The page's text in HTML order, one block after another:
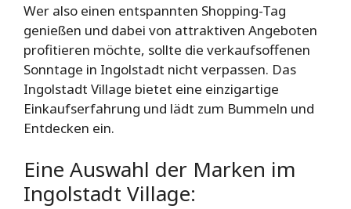
Wer also einen entspannten Shopping-Tag
genießen und dabei von attraktiven Angeboten
profitieren möchte, sollte die verkaufsoffenen
Sonntage in Ingolstadt nicht verpassen. Das
Ingolstadt Village bietet eine einzigartige
Einkaufserfahrung und lädt zum Bummeln und
Entdecken ein.
Eine Auswahl der Marken im
Ingolstadt Village: